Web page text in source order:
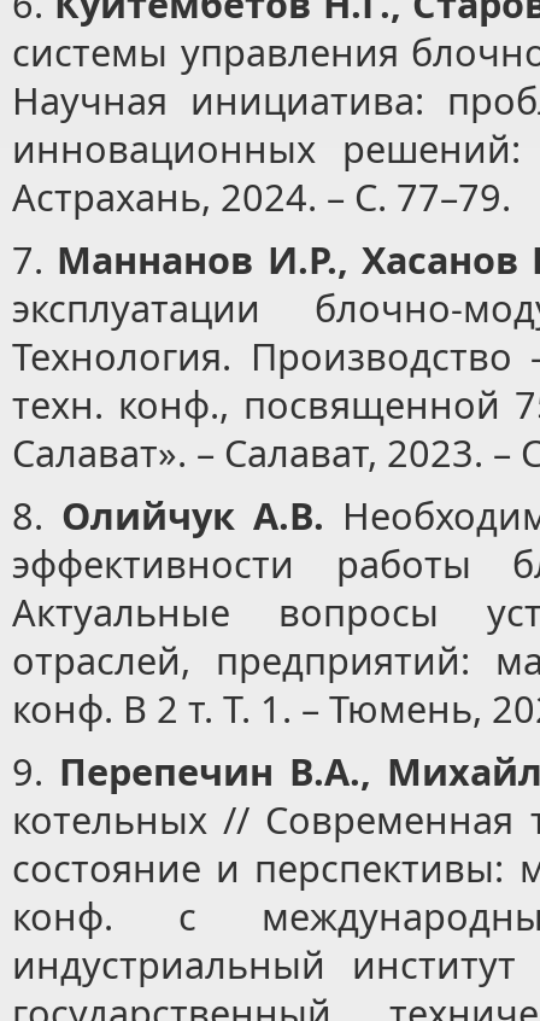
системы управления
Научная инициатива:
инновационных
Астрахань, 2024. – С. 77–79.
7. Маннанов И.Р., Хасанов
эксплуатации блочно-
Технология.
техн. конф., посвященной
Салават». – Салават, 2023. –
8. Олийчук А.В.
эффективности работы
Актуальные вопросы
отраслей, предприятий:
конф. В 2 т. Т. 1. – Тюмень,
9. Перепечин В.А.,
котельных // Современная
состояние и перспективы:
конф. с
индустриальный